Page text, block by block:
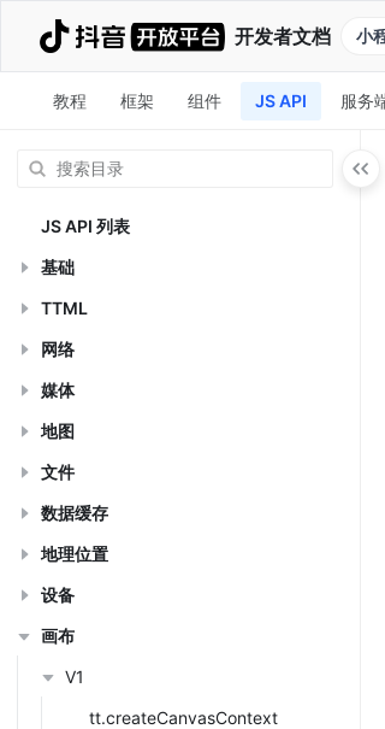
开发者文档 小
教程 框架 组件 JS API 服务
JS API 列表
基础
TTML
网络
媒体
地图
文件
数据缓存
地理位置
设备
画布
V1
tt.createCanvasContext